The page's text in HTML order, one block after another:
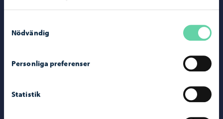
Nödvändig
Personliga preferenser
Statistik
Kontaktuppgifter
Nätbutik